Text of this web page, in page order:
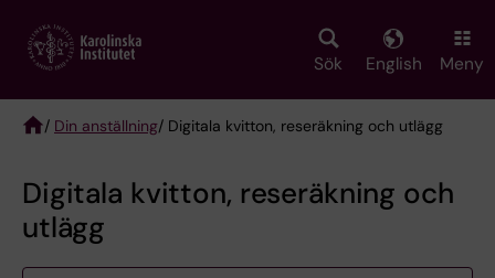
main
Sök English Meny
/ Din anställning/ Digitala kvitton, reseräkning och utlägg
Digitala kvitton, reseräkning och
utlägg